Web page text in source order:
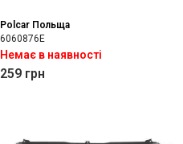
Polcar Польща
6060876E
Немає в наявності
259 грн